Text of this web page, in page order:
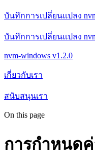
บันทึกการเปลี่ยนแปลง
บันทึกการเปลี่ยนแปลง
nvm-windows v1.2.0
เกี่ยวกับเรา
สนับสนุนเรา
On this page
การกำหนดค่